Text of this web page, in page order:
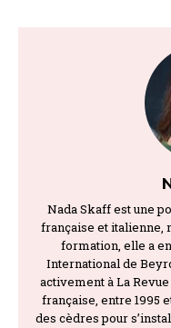
Nada Skaff est une
française et italienne,
formation, elle a
International de
activement à La
française, entre 1995
des cèdres pour